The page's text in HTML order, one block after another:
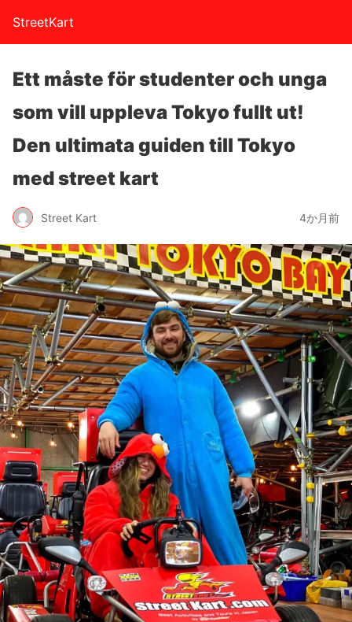
StreetKart
Ett måste för studenter och unga
som vill uppleva Tokyo fullt ut!
Den ultimata guiden till Tokyo
med street kart
Street Kart 4か月前